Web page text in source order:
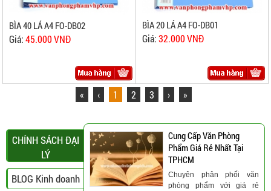
BÌA 40 LÁ A4 FO-DB02
Giá:45.000 VNĐ
BÌA 20 LÁ A4 FO-DB01
Giá:32.000 VNĐ
« ‹ 1 2 3 › »
CHÍNH SÁCH ĐẠI
LÝ
BLOG Kinh doanh
Cung Cấp Văn Phòng
Phẩm Giá Rẻ Nhất Tại
TPHCM
Chuyên phân phối văn
phòng phẩm với giá rẻ